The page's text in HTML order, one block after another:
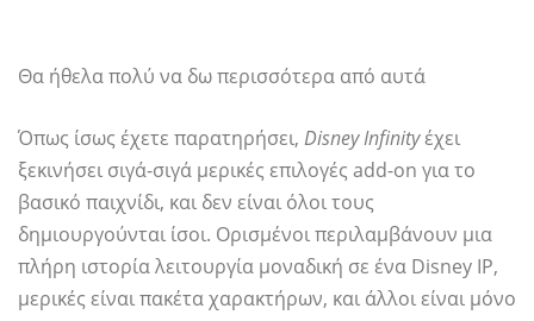
Θα ήθελα πολύ να δω περισσότερα από αυτά
Όπως ίσως έχετε παρατηρήσει, Disney Infinityέχει
ξεκινήσει σιγά-σιγά μερικές επιλογές add-on για το
βασικό παιχνίδι, και δεν είναι όλοι τους
δημιουργούνται ίσοι. Ορισμένοι περιλαμβάνουν μια
πλήρη ιστορία λειτουργία μοναδική σε ένα Disney IP,
μερικές είναι πακέτα χαρακτήρων, και άλλοι είναι μόνο